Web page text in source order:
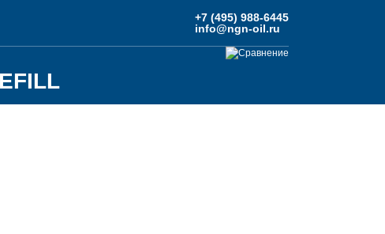
+7 (495) 988-6445
info@ngn-oil.ru
Сравнение